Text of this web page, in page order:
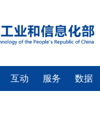
互动 服务 数据